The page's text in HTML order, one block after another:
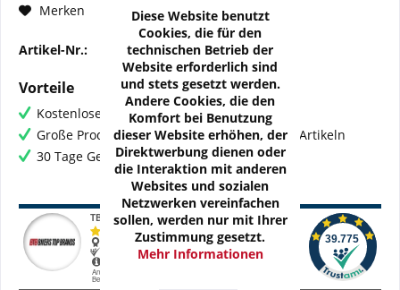
Merken Fragen zum Artikel?
Artikel-Nr.: 32-310-705
Vorteile
Kostenloser Versand ab € 60,- Bestellwert
Große Produktauswahl mit mehr als 80.000 Artikeln
30 Tage Geld-Zurück-Garantie
Diese Website benutzt
Cookies, die für den
technischen Betrieb der
Website erforderlich sind
und stets gesetzt werden.
Andere Cookies, die den
Komfort bei Benutzung
dieser Website erhöhen, der
Direktwerbung dienen oder
die Interaktion mit anderen
Websites und sozialen
Netzwerken vereinfachen
sollen, werden nur mit Ihrer
Zustimmung gesetzt.
Mehr Informationen